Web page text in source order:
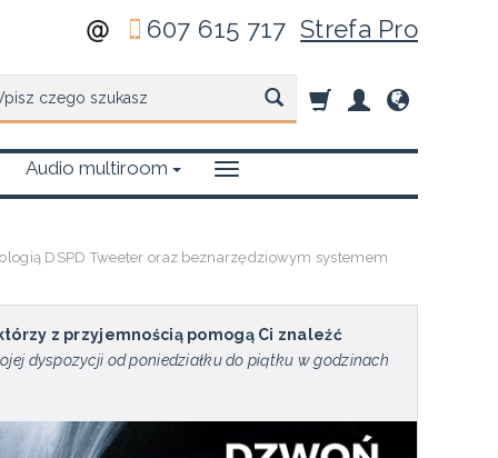
607 615 717Strefa Pro
Audio multiroom
DSPD Tweeter oraz beznarzędziowym systemem
z przyjemnością pomogą Ci znaleźć
dyspozycji od poniedziałku do piątku w godzinach